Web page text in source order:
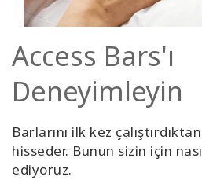
Access Bars'ı
Deneyimleyin
Barlarını ilk kez
hisseder. Bunun sizin için
ediyoruz.